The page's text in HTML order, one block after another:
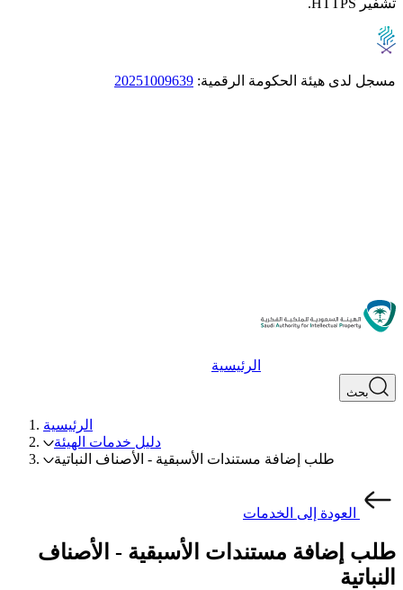
مسجل لدى هيئة الحكومة الرقمية: 20251009639
الرئيسية
بحث
الرئيسية
دليل خدمات الهيئة
طلب إضافة مستندات الأسبقية - الأصناف النباتية
العودة إلى الخدمات
طلب إضافة مستندات الأسبقية - الأصناف
النباتية